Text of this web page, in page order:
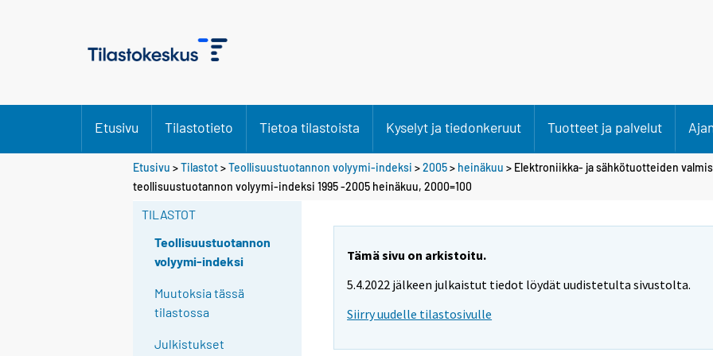
Etusivu Tilastotieto Tietoa tilastoista Kyselyt ja tiedonkeruut Tuotteet ja palvelut
Etusivu >Tilastot>Teollisuustuotannon volyymi-indeksi >2005> heinäkuu > Elektroniikka- ja sähkötuotteiden
teollisuustuotannon volyymi-indeksi 1995 -2005 heinäkuu, 2000=100
TILASTOT
Teollisuustuotannon
volyymi-indeksi
Muutoksia tässä
tilastossa
Julkistukset
Tämä sivu on arkistoitu.
5.4.2022 jälkeen julkaistut tiedot löydät uudistetulta sivustolta.
Siirry uudelle tilastosivulle